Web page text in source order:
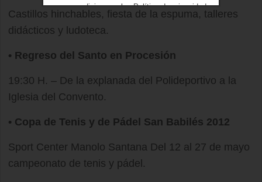
Castillos hinchables, fiesta de la espuma, talleres
didácticos y ludoteca.
• Regreso del Santo en Procesión
19:30 H. – De la explanada del Polideportivo a la
Iglesia del Convento.
• Copa de Tenis y de Pádel San Babilés 2012
Sport Center Manolo Santana Del 12 al 27 de mayo
campeonato de tenis y pádel.
condicionesy losPolítica de privacidad